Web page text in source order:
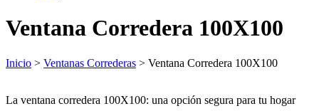
Ventana Corredera 100X100
Inicio > Ventanas Correderas > Ventana Corredera 100X100
La ventana corredera 100X100: una opción segura para tu hogar